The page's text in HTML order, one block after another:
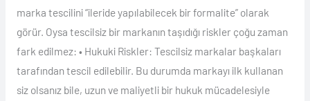
marka tescilini “ileride yapılabilecek bir formalite” olarak
görür. Oysa tescilsiz bir markanın taşıdığı riskler çoğu zaman
fark edilmez: • Hukuki Riskler: Tescilsiz markalar başkaları
tarafından tescil edilebilir. Bu durumda markayı ilk kullanan
siz olsanız bile, uzun ve maliyetli bir hukuk mücadelesiyle